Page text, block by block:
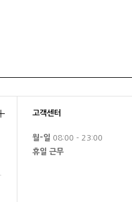
고객센터
월-일 08:00 - 23:00
휴일 근무